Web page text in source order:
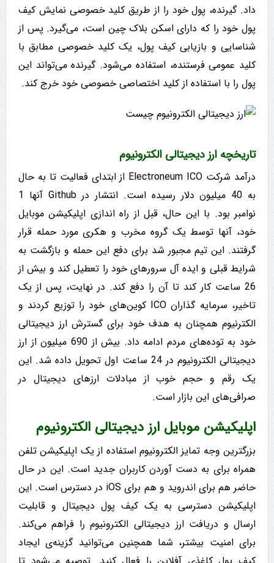
داد. گیرنده، پول خود را از طریق کلید خصوصی نمایش کیف
پول خود را که دارای اسکن بلاک چین است، می‌گیرد. پس از
شناسایی و بازیابی کیف پول، یک کلید خصوصی مطابق با
کلید عمومی فرستنده، استفاده می‌شود. گیرنده می‌تواند این
پول را با استفاده از کلید اختصاصی خصوصی خود خرج کند.
تاریخچه ارز دیجیتالی الکترونیوم
درآمد شرکت Electroneum ICO از ابتدای فعالیت تا به حال
به 40 میلیون دلار رسیده است. انتشار در Github آنها 1
نوامبر بود. با این حال، قبل از راه اندازی اپلیکیشن موبایل
خود، آنها توسط یک گروه مخرب و هکری مورد حمله قرار
گرفتند. این تیم مجبور شد برای دفع این حمله و بازگشت به
شرایط قبلی و ایده آل سرورهای خود را تعطیل کند و بیش از
26 ساعت کار کند تا آن را دفع کند. در نهایت، پس از یک
تاخیر، سرمایه گذاران ICO کوین‌های خود را توزیع کردند و
الکترنیوم همچنان به هدف خود برای گسترش ارز دیجیتالی
خود به توده‌های مردم ادامه داد. بیش از 690 میلیون از ارز
دیجیتالی الکترونیوم در 24 ساعت اول تحویل داده شد. این
یک رقم و حجم خوب از مبادلات ارزهای دیجیتال در
صرافی‌های این بازار است.
اپلیکیشن موبایل ارز دیجیتالی الکترونیوم
بزرگترین وجه تمایز الکترونیوم استفاده از یک اپلیکیشن تلفن
همراه برای به دست آوردن کاربران جدید است. این در حال
حاضر هم برای اندروید و هم برای iOS در دسترس است. این
اپلیکیشن دسترسی به یک کیف پول دیجیتال و قابلیت
ارسال و دریافت ارز دیجیتالی الکترونیوم را فراهم می‌کند.
برای امنیت بیشتر، شما همچنین می‌توانید گزینه‌ی ایجاد